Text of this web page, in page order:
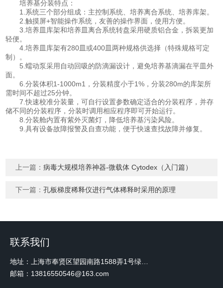
培养基分装特点：
1.系统三个部分组成：主控制系统、培养离合系统、培养库架。
2.触摸屏+智能操作系统，友善的操作界面，使用方便。
3.培养皿库架和培养皿离合系统转盘采用硬质铝合金，拆装更加
轻便。
4.培养皿库架有280皿或400皿两种规格供选择（特殊规格可定
制）。
5.蠕动泵采用自动回吸的防滴漏设计，避免培养基滴漏在平皿外
面。
6.分装体积1-1000m1，分装精度小于1%，分装280m的库架所
需时间不超过25分钟。
7.快速校准分装量，可自行设置参数确定适合的分装程序，并存
储不同的分装程序，分装时调用相应程序即可开始运行。
8.分装舱内置有紫外灭菌灯，降低培养基污染风险。
9.具有设备故障报警及自查功能，便于快速查找故障并修复。
上一篇：病毒大规模培养神器-微载体 Cytodex（入门篇）
下一篇：孔板梯度稀释仪进行气体稀释时采用的原理
联系我们
邮箱：13816550546@163.com